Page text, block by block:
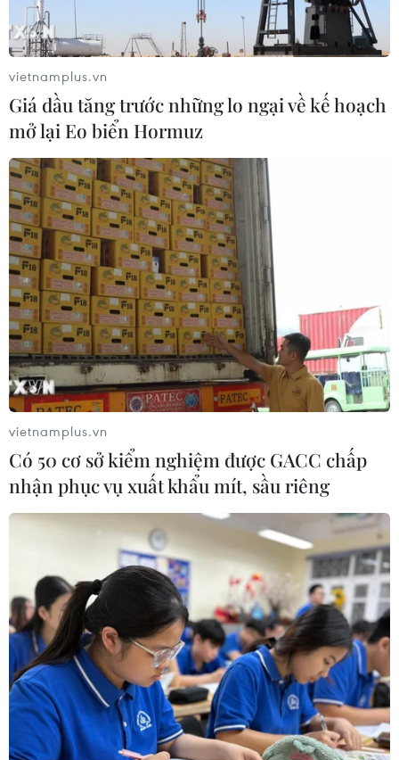
Đồng Nai: Điều tra, làm rõ hai vụ nghi
nhập lậu hơn 24 tấn đường cát
10/03/2022 02:17
Công an thành phố Long Khánh phát hiện xe ôtô tải do
Trần Ngọc Tạo điều khiển chở lậu 203 bao đường cát
(loại 50kg/bao) và hộ kinh doanh bà Bùi Thị Thanh Vân
cất giấu 286 bao đường không rõ nguồn gốc.
vietnamplus.vn
Giá dầu tăng trước những lo ngại về kế hoạch
mở lại Eo biển Hormuz
vietnamplus.vn
Có 50 cơ sở kiểm nghiệm được GACC chấp
nhận phục vụ xuất khẩu mít, sầu riêng